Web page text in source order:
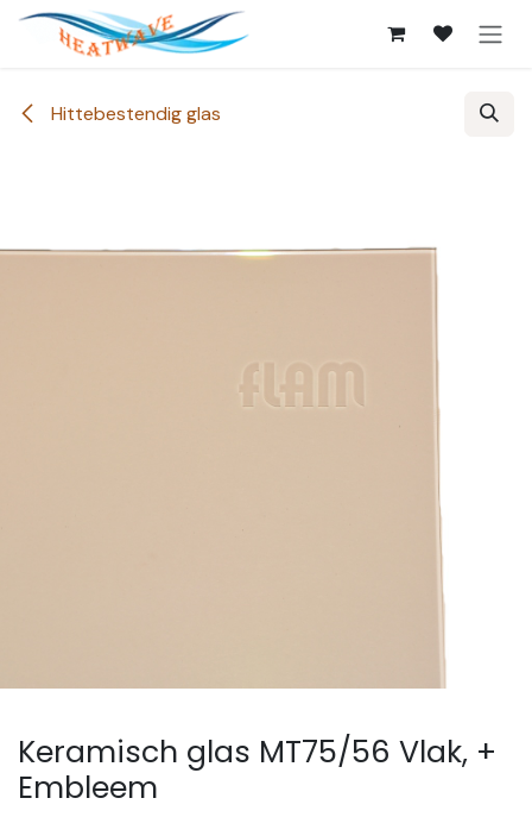
Overslaan naar inhoud
Hittebestendig glas
Keramisch glas MT75/56 Vlak, +
Embleem